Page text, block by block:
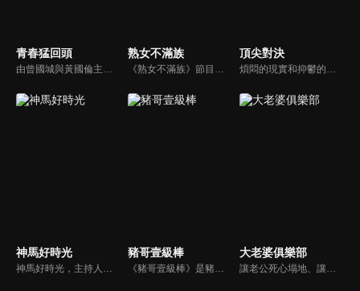
青春猛回頭
由曾國城與黃國倫主持，節目中邀請20位20歲以下青少年組成青春團，另一邊則為年紀相較成熟的藝人來賓為不老團，每集分別就一件青少年必定遇見的事件討論，看兩個不同年代的人們，所擁有的不同看法與立場。帶領讓觀眾一起回到那些年的青春歲月！
熟女不滿族
《熟女不滿族》節目主題均有關25-49歲的未婚女性，這些熟女們漂亮卻擔心嫁不出去，獨立卻希望有人疼，最怕寂寞，只能用工作填滿時間，她們是最矛盾最不滿足的一群人。
頂尖對決
煩悶的現實和抑鬱的社會，你需要的就是笑、大聲笑、開口笑，《頂尖對決》就要你笑到落ㄟ骸，最具綜藝實力的庹宗康，和喜感十足的納豆各自領軍對抗，藝人搞笑pk笑果十足，《頂尖對決》讓你忘掉一週煩惱！
神馬好時光
神馬好時光，主持人為Lollipop-F的小煜、威廉以及蝴蝶姐姐。節目主打網路人氣正妹，每個神馬正妹各具特色和才藝，都會在節目中演出；節目除了會為觀眾介紹新奇的事物外，也會不定期介紹從未在電視上曝光的正妹，另外也將安排大牌藝人和神馬正妹即興演出，考驗她們的反應能力。
豬哥壹級棒
《豬哥壹級棒》是豬哥亮與苗可麗主持的大型綜藝節目，看秀場天王豬哥亮獨特的豬式詼諧，增添了真性情、真感動，來賓分享自身感人故事，節目笑中帶淚猶如一場真情三溫暖。
大老婆俱樂部
讓老公死心塌地、讓情場浪子甘心變成溫馴乖貓的女人們究竟有什麼驚人法寶？犀利又不失詼諧的訪談功力，加上爆炸性的辛辣話題，是您絕對不能錯過的節目。狄鶯、屈中恆聯手主持談話新節目《大老婆俱樂部》，辣媽狄鶯加上好好先生屈中恆，規劃每集都會邀請名人夫婦來討論現代婚姻的問題。